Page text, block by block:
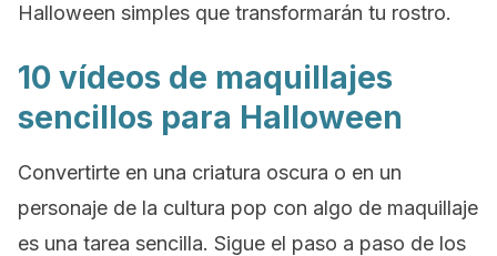
Halloween simples que transformarán tu rostro.
10 vídeos de maquillajes
sencillos para Halloween
Convertirte en una criatura oscura o en un
personaje de la cultura pop con algo de maquillaje
es una tarea sencilla. Sigue el paso a paso de los